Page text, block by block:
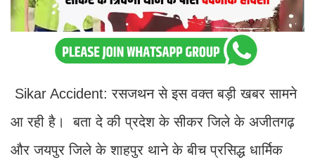
Sikar Accident: रसजथन से इस वक्त बड़ी खबर सामने
आ रही है। बता दे की प्रदेश के सीकर जिले के अजीतगढ़
और जयपुर जिले के शाहपुर थाने के बीच प्रसिद्ध धार्मिक